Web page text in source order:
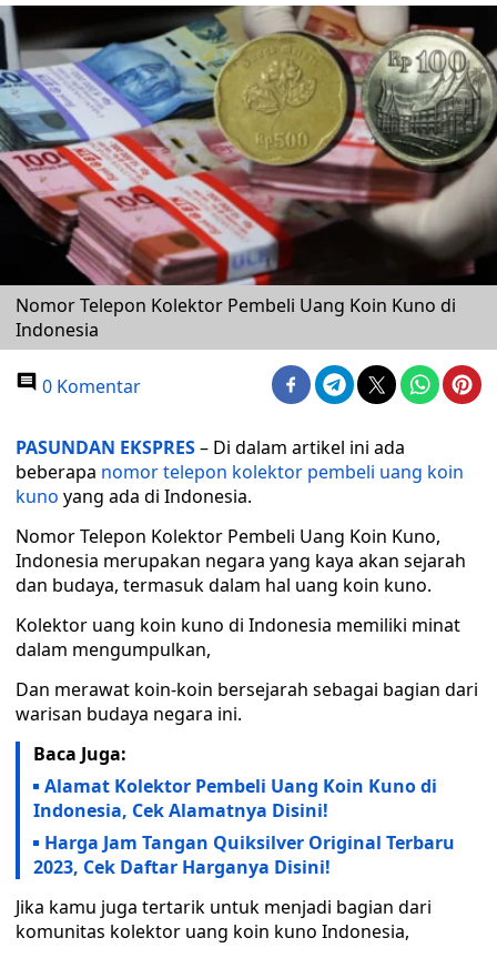
Nomor Telepon Kolektor Pembeli Uang Koin Kuno di
Indonesia
0 Komentar
PASUNDAN EKSPRES– Di dalam artikel ini ada
beberapa nomor telepon kolektor pembeli uang koin
kuno yang ada di Indonesia.
Nomor Telepon Kolektor Pembeli Uang Koin Kuno,
Indonesia merupakan negara yang kaya akan sejarah
dan budaya, termasuk dalam hal uang koin kuno.
Kolektor uang koin kuno di Indonesia memiliki minat
dalam mengumpulkan,
Dan merawat koin-koin bersejarah sebagai bagian dari
warisan budaya negara ini.
Baca Juga:
Alamat Kolektor Pembeli Uang Koin Kuno di
Indonesia, Cek Alamatnya Disini!
Harga Jam Tangan Quiksilver Original Terbaru
2023, Cek Daftar Harganya Disini!
Jika kamu juga tertarik untuk menjadi bagian dari
komunitas kolektor uang koin kuno Indonesia,